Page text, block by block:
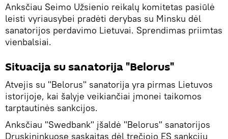
Anksčiau Seimo Užsienio reikalų komitetas pasiūlė
leisti vyriausybei pradėti derybas su Minsku dėl
sanatorijos perdavimo Lietuvai. Sprendimas priimtas
vienbalsiai.
Situacija su sanatorija "Belorus"
Atvejis su "Belorus" sanatorija yra pirmas Lietuvos
istorijoje, kai šalyje veikiančiai įmonei taikomos
tarptautinės sankcijos.
Anksčiau "Swedbank" įšaldė "Belorus" sanatorijos
Druskininkuose sąskaitas dėl trečiojo ES sankcijų